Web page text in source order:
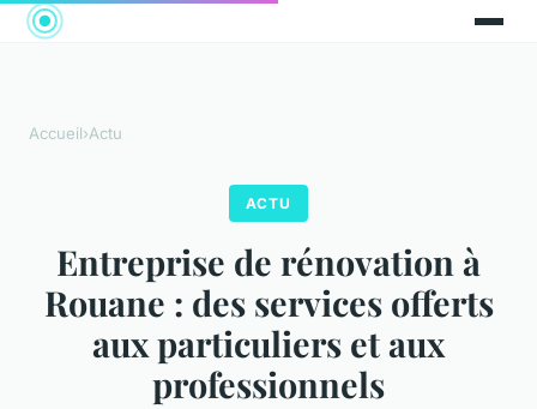
Accueil›Actu
ACTU
Entreprise de rénovation à
Rouane : des services offerts
aux particuliers et aux
professionnels